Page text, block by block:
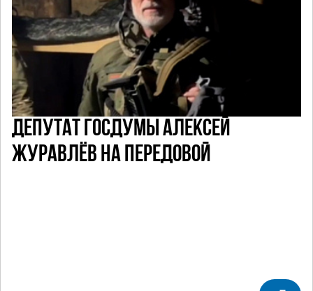
ДЕПУТАТ ГОСДУМЫ АЛЕКСЕЙ
ЖУРАВЛЁВ НА ПЕРЕДОВОЙ